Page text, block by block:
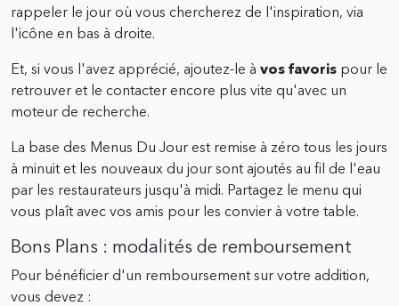
rappeler le jour où vous chercherez de l'inspiration, via
l'icône en bas à droite.
Et, si vous l'avez apprécié, ajoutez-le à vos favoris pour le
retrouver et le contacter encore plus vite qu'avec un
moteur de recherche.
La base des Menus Du Jour est remise à zéro tous les jours
à minuit et les nouveaux du jour sont ajoutés au fil de l'eau
par les restaurateurs jusqu'à midi. Partagez le menu qui
vous plaît avec vos amis pour les convier à votre table.
Bons Plans : modalités de remboursement
Pour bénéficier d'un remboursement sur votre addition,
vous devez :